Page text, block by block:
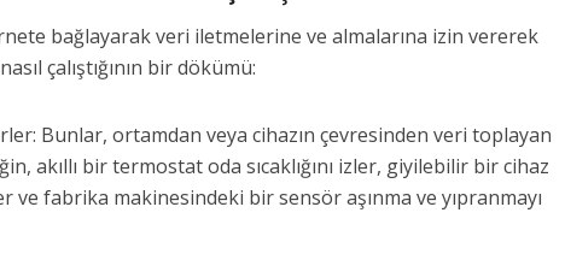
bağlayarak veri iletmelerine ve almalarına izin vererek
çalıştığının bir dökümü:
Bunlar, ortamdan veya cihazın çevresinden veri toplayan
akıllı bir termostat oda sıcaklığını izler, giyilebilir bir cihaz
ve fabrika makinesindeki bir sensör aşınma ve yıpranmayı